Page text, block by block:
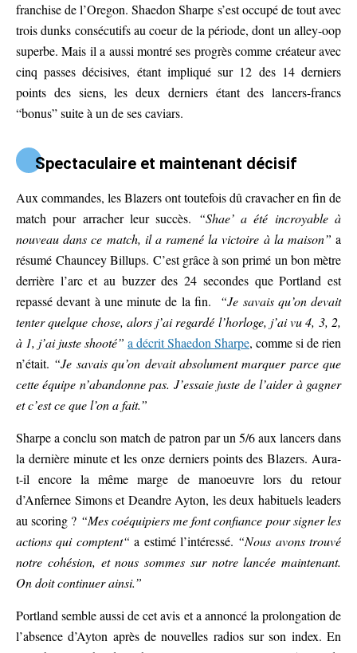
franchise de l’Oregon. Shaedon Sharpe s’est occupé de tout avec
trois dunks consécutifs au coeur de la période, dont un alley-oop
superbe. Mais il a aussi montré ses progrès comme créateur avec
cinq passes décisives, étant impliqué sur 12 des 14 derniers
points des siens, les deux derniers étant des lancers-francs
“bonus” suite à un de ses caviars.
Spectaculaire et maintenant décisif
Aux commandes, les Blazers ont toutefois dû cravacher en fin de
match pour arracher leur succès. “Shae’ a été incroyable à
nouveau dans ce match, il a ramené la victoire à la maison” a
résumé Chauncey Billups. C’est grâce à son primé un bon mètre
derrière l’arc et au buzzer des 24 secondes que Portland est
repassé devant à une minute de la fin. “Je savais qu’on devait
tenter quelque chose, alors j’ai regardé l’horloge, j’ai vu 4, 3, 2,
à 1, j’ai juste shooté” a décrit Shaedon Sharpe, comme si de rien
n’était. “Je savais qu’on devait absolument marquer parce que
cette équipe n’abandonne pas. J’essaie juste de l’aider à gagner
et c’est ce que l’on a fait.”
Sharpe a conclu son match de patron par un 5/6 aux lancers dans
la dernière minute et les onze derniers points des Blazers. Aura-
t-il encore la même marge de manoeuvre lors du retour
d’Anfernee Simons et Deandre Ayton, les deux habituels leaders
au scoring ? “Mes coéquipiers me font confiance pour signer les
actions qui comptent“ a estimé l’intéressé. “Nous avons trouvé
notre cohésion, et nous sommes sur notre lancée maintenant.
On doit continuer ainsi.”
Portland semble aussi de cet avis et a annoncé la prolongation de
l’absence d’Ayton après de nouvelles radios sur son index. En